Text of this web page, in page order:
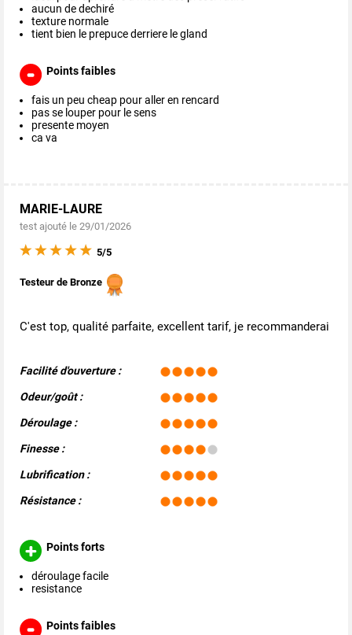
aucun de dechiré
texture normale
tient bien le prepuce derriere le gland
Points faibles
fais un peu cheap pour aller en rencard
pas se louper pour le sens
presente moyen
ca va
MARIE-LAURE
test ajouté le 29/01/2026
5/5
Testeur de Bronze
C'est top, qualité parfaite, excellent tarif, je recommanderai
Facilité d'ouverture :
Odeur/goût :
Déroulage :
Finesse :
Lubrification :
Résistance :
Points forts
déroulage facile
resistance
Points faibles